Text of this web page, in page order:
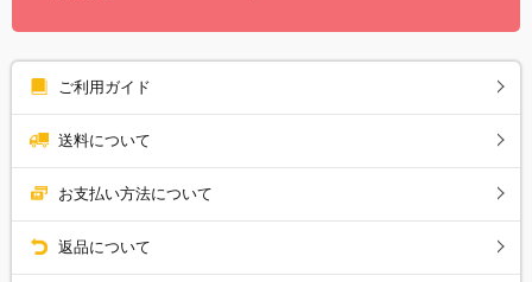
ご利用ガイド
送料について
お支払い方法について
返品について